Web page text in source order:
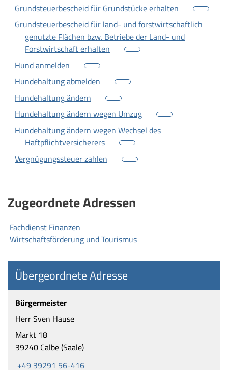
Grundsteuerbescheid für Grundstücke erhalten
Grundsteuerbescheid für land- und forstwirtschaftlich
genutzte Flächen bzw. Betriebe der Land- und
Forstwirtschaft erhalten
Hund anmelden
Hundehaltung abmelden
Hundehaltung ändern
Hundehaltung ändern wegen Umzug
Hundehaltung ändern wegen Wechsel des
Haftpflichtversicherers
Vergnügungssteuer zahlen
Zugeordnete Adressen
Fachdienst Finanzen
Wirtschaftsförderung und Tourismus
Übergeordnete Adresse
Bürgermeister
Herr Sven Hause
Markt 18
39240 Calbe (Saale)
+49 39291 56-416